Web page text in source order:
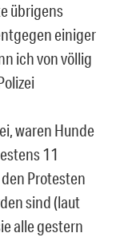
übrigens
einiger
ich von völlig
waren Hunde
11
Protesten
sind (laut
alle gestern